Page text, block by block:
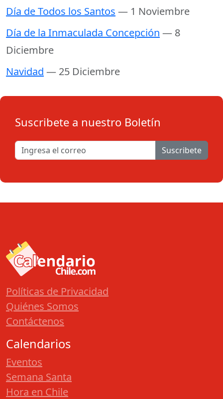
Día de Todos los Santos — 1 Noviembre
Día de la Inmaculada Concepción — 8
Diciembre
Navidad — 25 Diciembre
Suscribete a nuestro Boletín
Suscribete
Políticas de Privacidad
Quiénes Somos
Contáctenos
Calendarios
Eventos
Semana Santa
Hora en Chile